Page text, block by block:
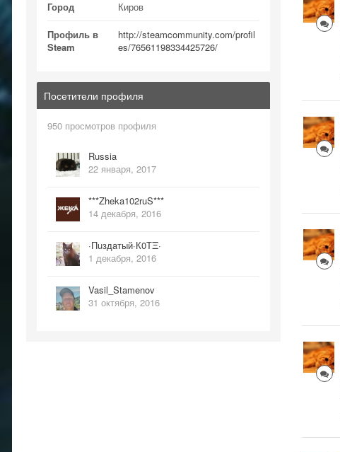
Город Киров
Профиль в
Steam
http://steamcommunity.com/profil
es/76561198334425726/
Посетители профиля
950 просмотров профиля
Russia
22 января, 2017
***Zheka102ruS***
14 декабря, 2016
·Пuздaтый·К0ТΞ·
1 декабря, 2016
Vasil_Stamenov
31 октября, 2016